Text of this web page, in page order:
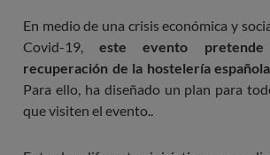
En medio de una crisis económica y
Covid-19,este evento
recuperación de la hostelería
Para ello, ha diseñado un plan para
que visiten el evento..